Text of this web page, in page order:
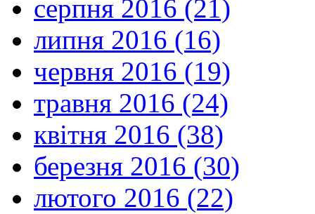
серпня 2016 (21)
липня 2016 (16)
червня 2016 (19)
травня 2016 (24)
квітня 2016 (38)
березня 2016 (30)
лютого 2016 (22)